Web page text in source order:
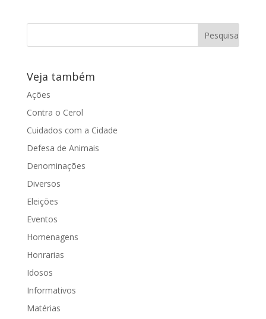
Veja também
Ações
Contra o Cerol
Cuidados com a Cidade
Defesa de Animais
Denominações
Diversos
Eleições
Eventos
Homenagens
Honrarias
Idosos
Informativos
Matérias